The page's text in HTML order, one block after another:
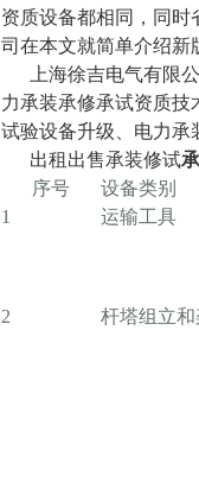
资质设备都相同，同
司在本文就简单介绍新
上海徐吉电气有限公
力承装承修承试资质
试验设备升级、电力承
出租出售承装修试
序号
设备类别
1
运输工具
2 杆塔组立